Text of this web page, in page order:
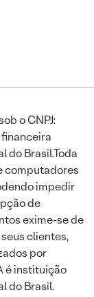
o CNPJ:
do Brasil.Toda
computadores
impedir
de
exime-se de
clientes,
por
é instituição
do Brasil.